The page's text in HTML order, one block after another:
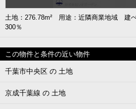
土地：276.78m² 用途：近隣商業地域 建
300％
この物件と条件の近い物件
千葉市中央区 の 土地
京成千葉線 の 土地